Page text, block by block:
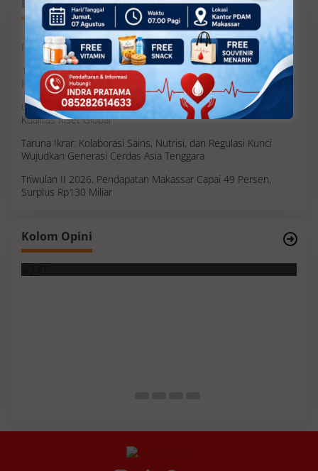
Balik ke Artikel Terbaru
PAN Makassar Targetkan Keterwakilan di Semua Dapil
13 DPC PPP di Sulsel Terima SK Kepengurusan, 8 Daerah
Kenapa Menggantung?
Unhas Raih Detik Awards 2026, Rektor: Motivasi Tingkatkan
Kualitas Riset Global
Taruna Ikrar: Kolaborasi Sains, Nutrisi, dan Regulasi Kunci
Wujudkan Generasi Cerdas Asia Tenggara
Triwulan II 2026, Pendapatan Makassar Capai 49 Persen,
Surplus Rp130 Miliar
Kolom Opini
Produk Tapi Membimbing Manusia